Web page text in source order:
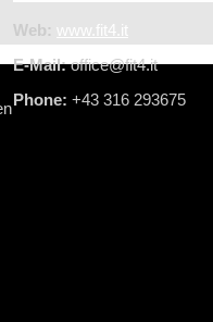
Web: www.fit4.it
E-Mail:office@fit4.it
Phone: +43 316 293675